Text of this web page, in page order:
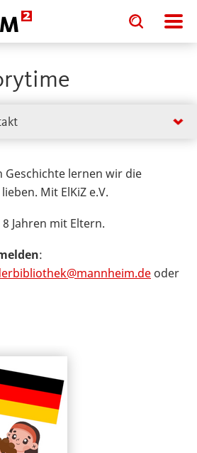
Toggle
search
input
Toggle
search
input
Geschichte lernen wir die
Mit ElKiZ e.V.
Jahren mit Eltern.
:
oder